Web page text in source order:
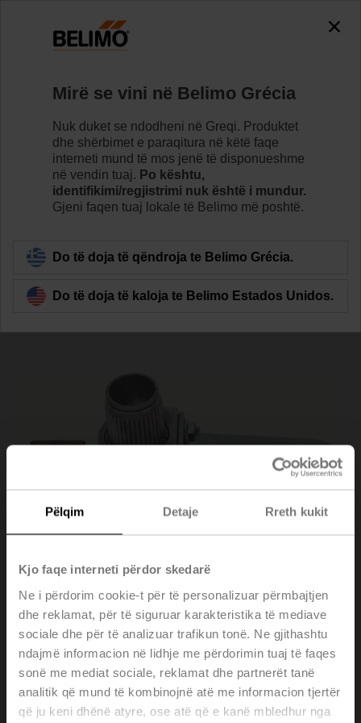
Pëlqim Detaje Rreth kukit
Kjo faqe interneti përdor skedarë
Ne i përdorim cookie-t për të personalizuar përmbajtjen
dhe reklamat, për të siguruar karakteristika të mediave
sociale dhe për të analizuar trafikun tonë. Ne gjithashtu
ndajmë informacion në lidhje me përdorimin tuaj të faqes
sonë me mediat sociale, reklamat dhe partnerët tanë
analitik që mund të kombinojnë atë me informacion tjertër
që ju keni dhënë atyre, ose atë që e kanë mbledhur nga
accessing the absolute URL
"https://www.belimo.com/gr/sq_AL/~mgnlArea=outdated~".
https://www.belimo.com/gr/sq_AL/~mgnlArea=outdated~
Aktuatorët Aksesorë
KH-AFB
Back to product category
KH-AFB
Actuator arm, for 3/4" shafts, clamping range ø10..22
Mirë se vini në Belimo Grécia
Nuk duket se ndodheni në Greqi. Produktet
dhe shërbimet e paraqitura në këtë faqe
interneti mund të mos jenë të disponueshme
në vendin tuaj. Po kështu,
identifikimi/regjistrimi nuk është i mundur.
Gjeni faqen tuaj lokale të Belimo më poshtë.
Do të doja të qëndroja te Belimo Grécia.
Do të doja të kaloja te Belimo Estados Unidos.